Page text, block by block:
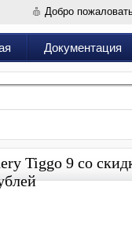
Добро
Документация
Tiggo 9 со